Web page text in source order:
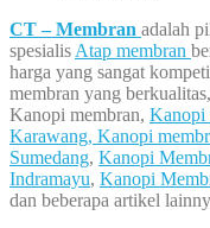
CT – Membran adalah
spesialis Atap membran
harga yang sangat
membran yang
Kanopi membran, Kanopi
Karawang, Kanopi
Sumedang, Kanopi
Indramayu, Kanopi
dan beberapa artikel